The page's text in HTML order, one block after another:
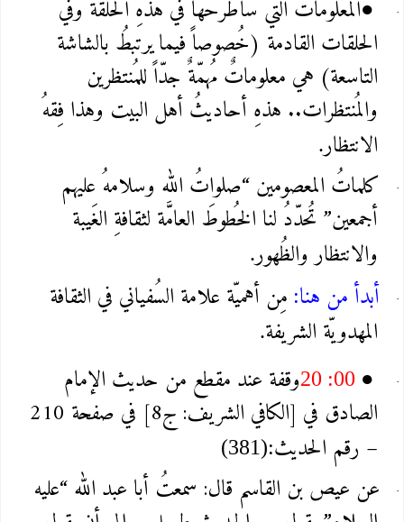
●المعلومات التي سأطرحُها في هذهِ الحلقة وفي
الحلقات القادمة (خُصوصاً فيما يرتبطُ بالشاشة
التاسعة) هي معلوماتٌ مُهمّةٌ جدّاً للمُنتظرين
والمُنتظرات.. هذهِ أحاديثُ أهل البيت وهذا فِقهُ
الانتظار.
كلماتُ المعصومين “صلواتُ الله وسلامهُ عليهم
أجمعين” تُحدّدُ لنا الخُطوطَ العامَّة لثقافةِ الغَيبة
والانتظار والظُهور.
أبدأ من هنا: مِن أهميّة علامة السُفياني في الثقافة
المهدويّة الشريفة.
●
20 :00وقفة عند مقطع من حديث الإمام
الصادق في [الكافي الشريف: ج8] في صفحة 210
– رقم الحديث(381):
عن عيص بن القاسم قال: سمعتُ أبا عبد الله “عليه